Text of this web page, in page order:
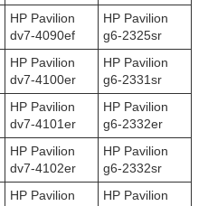
HP Pavilion
dv7-4090ef
HP Pavilion
g6-2325sr
HP Pavilion
dv7-4100er
HP Pavilion
g6-2331sr
HP Pavilion
dv7-4101er
HP Pavilion
g6-2332er
HP Pavilion
dv7-4102er
HP Pavilion
g6-2332sr
HP Pavilion
HP Pavilion